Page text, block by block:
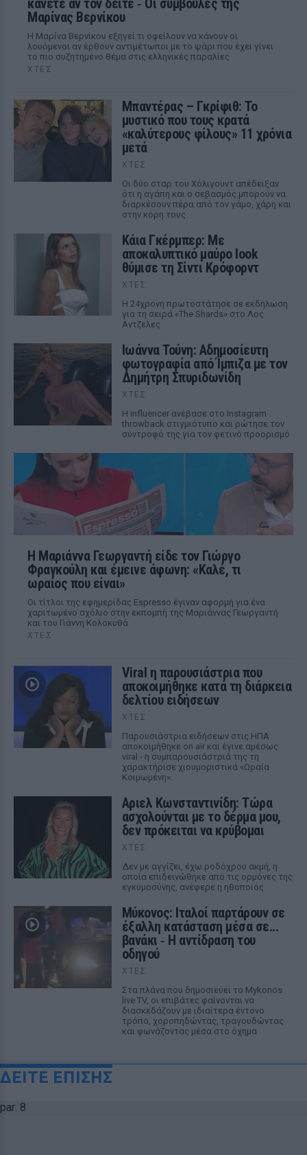
κάνετε αν τον δείτε ‑ Οι συμβουλές της
Μαρίνας Βερνίκου
Η Μαρίνα Βερνίκου εξηγεί τι οφείλουν να κάνουν οι
λουόμενοι αν έρθουν αντιμέτωποι με το ψάρι που έχει γίνει
το πιο συζητημένο θέμα στις ελληνικές παραλίες
ΧΤΕΣ
Μπαντέρας – Γκρίφιθ: Το
μυστικό που τους κρατά
«καλύτερους φίλους» 11 χρόνια
μετά
ΧΤΕΣ
Οι δύο σταρ του Χόλιγουντ απέδειξαν
ότι η αγάπη και ο σεβασμός μπορούν να
διαρκέσουν πέρα από τον γάμο, χάρη και
στην κόρη τους.
Κάια Γκέρμπερ: Με
αποκαλυπτικό μαύρο look
θύμισε τη Σίντι Κρόφορντ
ΧΤΕΣ
Η 24χρονη πρωτοστάτησε σε εκδήλωση
για τη σειρά «The Shards» στο Λος
Αντζελες
Ιωάννα Τούνη: Αδημοσίευτη
φωτογραφία από Ίμπιζα με τον
Δημήτρη Σπυριδωνίδη
ΧΤΕΣ
Η influencer ανέβασε στο Instagram
throwback στιγμιότυπο και ρώτησε τον
σύντροφό της για τον φετινό προορισμό
Η Μαριάννα Γεωργαντή είδε τον Γιώργο
Φραγκούλη και έμεινε άφωνη: «Καλέ, τι
ωραίος που είναι»
Οι τίτλοι της εφημερίδας Espresso έγιναν αφορμή για ένα
χαριτωμένο σχόλιο στην εκπομπή της Μαριάννας Γεωργαντή
και του Γιάννη Κολοκυθά
ΧΤΕΣ
Viral η παρουσιάστρια που
αποκοιμήθηκε κατά τη διάρκεια
δελτίου ειδήσεων
ΧΤΕΣ
Παρουσιάστρια ειδήσεων στις ΗΠΑ
αποκοιμήθηκε on air και έγινε αμέσως
viral - η συμπαρουσιάστριά της τη
χαρακτήρισε χιουμοριστικά «Ωραία
Κοιμωμένη».
Αριελ Κωνσταντινίδη: Τώρα
ασχολούνται με το δέρμα μου,
δεν πρόκειται να κρύβομαι
ΧΤΕΣ
Δεν με αγγίζει, έχω ροδόχρου ακμή, η
οποία επιδεινώθηκε από τις ορμόνες της
εγκυμοσύνης, ανέφερε η ηθοποιός
Μύκονος: Ιταλοί παρτάρουν σε
έξαλλη κατάσταση μέσα σε...
βανάκι ‑ Η αντίδραση του
οδηγού
ΧΤΕΣ
Στα πλάνα που δημοσιεύει το Mykonos
live TV, οι επιβάτες φαίνονται να
διασκεδάζουν με ιδιαίτερα έντονο
τρόπο, χοροπηδώντας, τραγουδώντας
και φωνάζοντας μέσα στο όχημα
ΔΕΙΤΕ ΕΠΙΣΗΣ
par: 8